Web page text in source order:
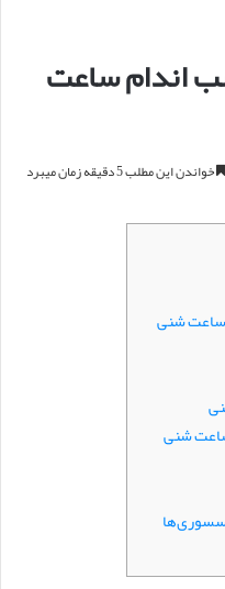
اندام ساعت
خواندن این مطلب 5 دقیقه زمان میبرد
ساعت شنی
ساعت شنی